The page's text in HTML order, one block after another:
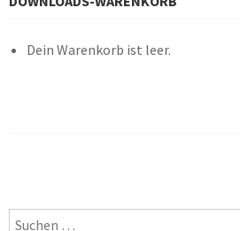
Dein Warenkorb ist leer.